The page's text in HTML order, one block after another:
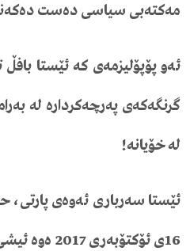
مەکتەبی سیاسی دەست دەکەن
ئەو پۆپۆلیزمەی کە ئێستا بافڵ
گرنگەکەی پەرچەکردارە لە
لەخۆیانە!
ئێستا سەرباری ئەوەی پارتی،
16ی ئۆکتۆبەری2017 ەوە